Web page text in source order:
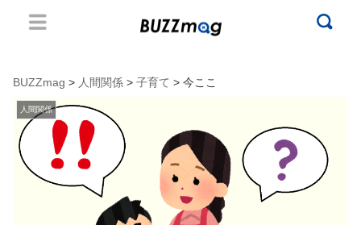
BUZZmag > 人間関係 > 子育て > 今ここ
人間関係